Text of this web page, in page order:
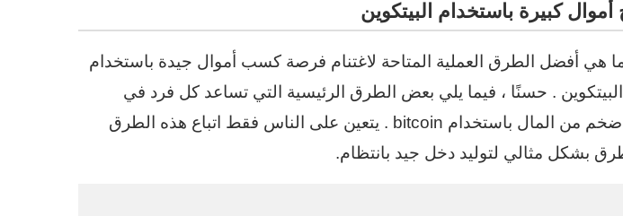
ما هي أفضل الطرق العملية المتاحة لاغتنام فرصة كسب أموال جيدة باستخدام
. حسنًا ، فيما يلي بعض الطرق الرئيسية التي تساعد كل فرد في
معرفة كيفية جني مبلغ ضخم من المال باستخدام bitcoin . يتعين على الناس فقط اتباع هذه الطرق
بشكل مثالي لتوليد دخل جيد بانتظام.